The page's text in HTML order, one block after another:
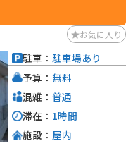
お気に入り
駐車： 駐車場あり
予算： 無料
混雑： 普通
滞在： 1時間
施設： 屋内